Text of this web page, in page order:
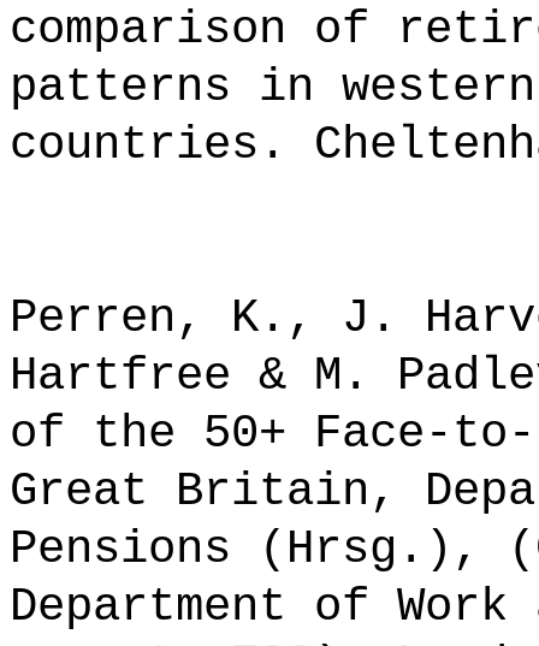
comparison of
patterns in
countries.
Perren, K., J.
Hartfree & M.
of the 50+ Face-
Great Britain,
Pensions (Hrsg.),
Department of Work